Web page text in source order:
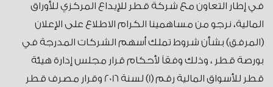
في إطار التعاون مع شركة قطر للإيداع المركزي للأوراق
المالية، نرجو من مساهمينا الكرام الاطلاع على الإعلان
(المرفق) بشأن شروط تملك أسهم الشركات المدرجة في
بورصة قطر ، وذلك وفقاً لأحكام قرار مجلس إدارة هيئة
قطر للأسواق المالية رقم (1) لسنة 2016 وقرار مصرف قطر